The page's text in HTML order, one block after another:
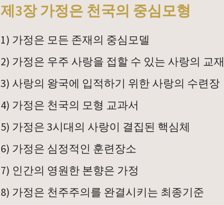
제3장 가정은 천국의 중심모형
1) 가정은 모든 존재의 중심모델
2) 가정은 우주 사랑을 접할 수 있는 사랑의 교재
3) 사랑의 왕국에 입적하기 위한 사랑의 수련장
4) 가정은 천국의 모형 교과서
5) 가정은 3시대의 사랑이 결집된 핵심체
6) 가정은 심정적인 훈련장소
7) 인간의 영원한 본향은 가정
8) 가정은 천주주의를 완결시키는 최종기준